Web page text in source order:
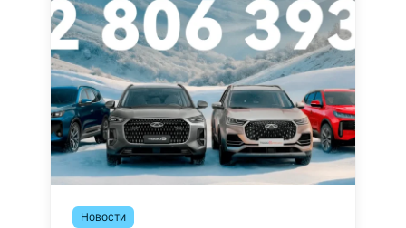
Новости